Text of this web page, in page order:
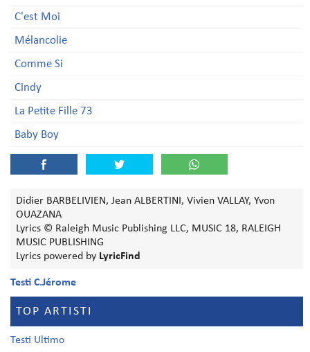
C'est Moi
Mélancolie
Comme Si
Cindy
La Petite Fille 73
Baby Boy
Didier BARBELIVIEN, Jean ALBERTINI, Vivien VALLAY, Yvon
OUAZANA
Lyrics © Raleigh Music Publishing LLC, MUSIC 18, RALEIGH
MUSIC PUBLISHING
Lyrics powered by LyricFind
Testi C.Jérome
TOP ARTISTI
Testi Ultimo